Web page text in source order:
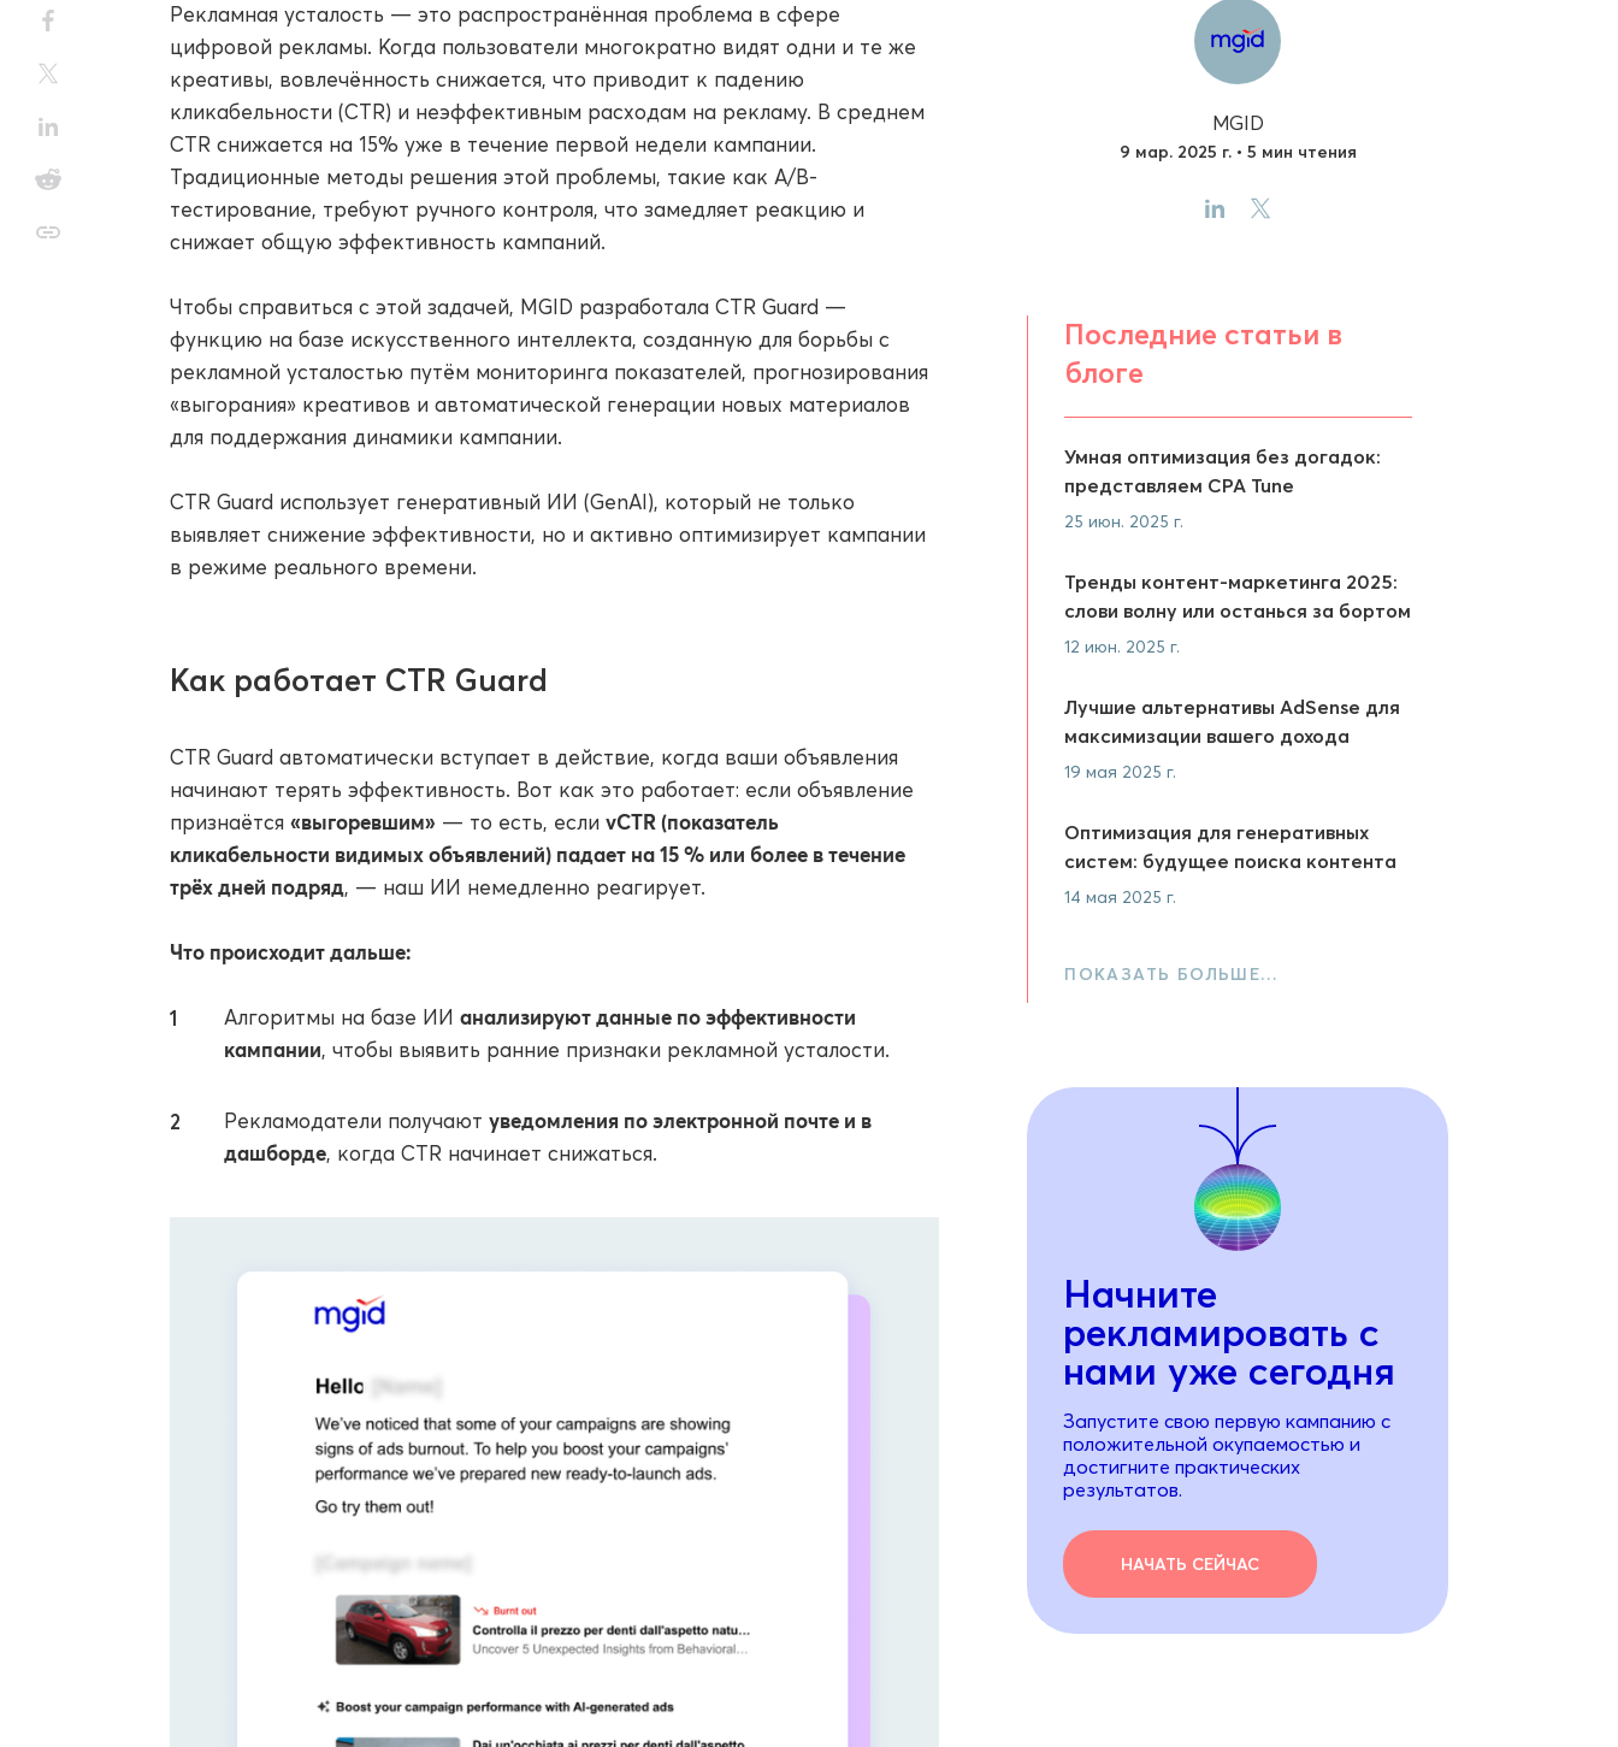
Рекламная усталость — это распространённая проблема в сфере
цифровой рекламы. Когда пользователи многократно видят одни и те же
креативы, вовлечённость снижается, что приводит к падению
кликабельности (CTR) и неэффективным расходам на рекламу. В среднем
CTR снижается на 15% уже в течение первой недели кампании.
Традиционные методы решения этой проблемы, такие как A/B-
тестирование, требуют ручного контроля, что замедляет реакцию и
снижает общую эффективность кампаний.
Чтобы справиться с этой задачей, MGID разработала CTR Guard —
функцию на базе искусственного интеллекта, созданную для борьбы с
рекламной усталостью путём мониторинга показателей, прогнозирования
«выгорания» креативов и автоматической генерации новых материалов
для поддержания динамики кампании.
CTR Guard использует генеративный ИИ (GenAI), который не только
выявляет снижение эффективности, но и активно оптимизирует кампании
в режиме реального времени.
Как работает CTR Guard
CTR Guard автоматически вступает в действие, когда ваши объявления
начинают терять эффективность. Вот как это работает: если объявление
признаётся «выгоревшим» — то есть, если vCTR (показатель
кликабельности видимых объявлений) падает на 15 % или более в течение
трёх дней подряд, — наш ИИ немедленно реагирует.
Что происходит дальше:
Алгоритмы на базе ИИ анализируют данные по эффективности
кампании, чтобы выявить ранние признаки рекламной усталости.
Рекламодатели получают уведомления по электронной почте и в
дашборде, когда CTR начинает снижаться.
MGID
9 мар. 2025 г. • 5 мин чтения
Последние статьи в
блоге
Умная оптимизация без догадок:
представляем CPA Tune
25 июн. 2025 г.
Тренды контент-маркетинга 2025:
слови волну или останься за бортом
12 июн. 2025 г.
Лучшие альтернативы AdSense для
максимизации вашего дохода
19 мая 2025 г.
Оптимизация для генеративных
систем: будущее поиска контента
14 мая 2025 г.
ПОКАЗАТЬ БОЛЬШЕ…
Начните
рекламировать с
нами уже сегодня
Запустите свою первую кампанию с
положительной окупаемостью и
достигните практических
результатов.
НАЧАТЬ СЕЙЧАС